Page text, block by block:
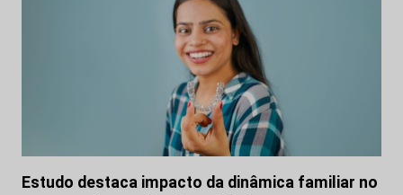
Estudo destaca impacto da dinâmica familiar no